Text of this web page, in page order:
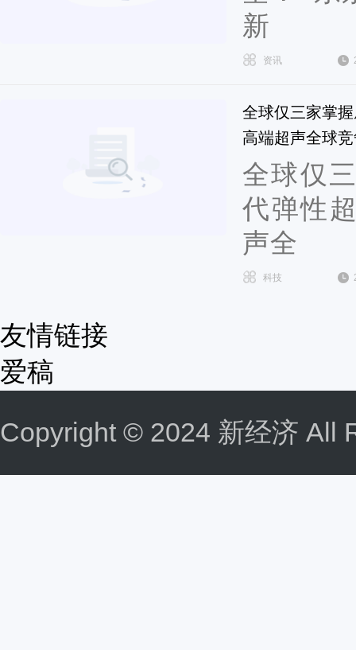
新
资讯
全球仅三家掌
高端超声全球
全球仅
代弹性
声全
科技
友情链接
爱稿
Copyright © 2024 新经济 All